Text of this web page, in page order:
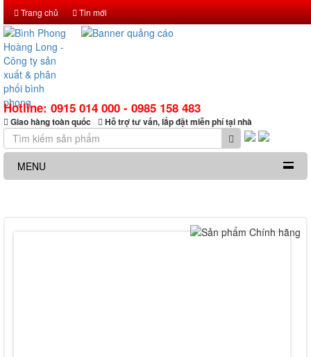
Trang chủ Tin mới
Hotline: 0915 014 000 - 0985 158 483
Giao hàng toàn quốc Hỗ trợ tư vấn, lắp đặt miễn phí tại nhà
MENU